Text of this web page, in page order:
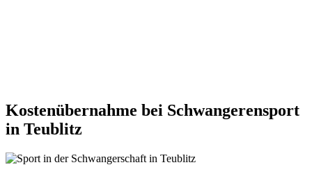
Kostenübernahme bei Schwangerensport
in Teublitz